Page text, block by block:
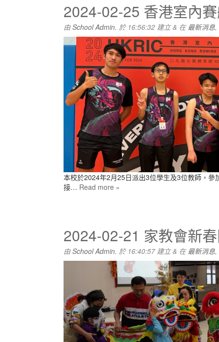
2024-02-25 香港室內
由School Admin. 於 16:56:32 建立& 在最新消息,
本校於2024年2月25日派出3位學生及3位教師，
接… Read more »
2024-02-21 家教會新
由School Admin. 於 16:40:57建立& 在最新消息,